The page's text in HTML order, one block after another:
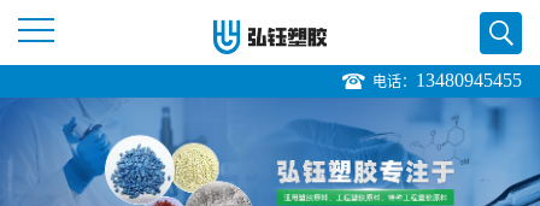
电话： 13480945455